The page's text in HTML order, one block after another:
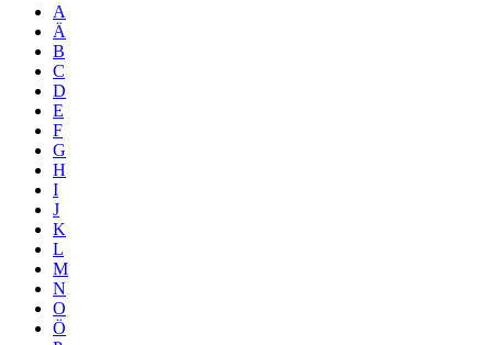
A
Ä
B
C
D
E
F
G
H
I
J
K
L
M
N
O
Ö